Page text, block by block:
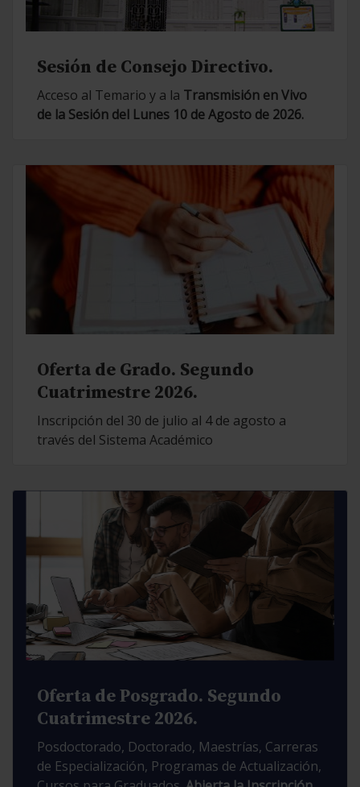
Sesión de Consejo Directivo.
Acceso al Temario y a la Transmisión en Vivo
de la Sesión del Lunes 10 de Agosto de 2026.
Oferta de Grado. Segundo
Cuatrimestre 2026.
Inscripción del 30 de julio al 4 de agosto a
través del Sistema Académico
Oferta de Posgrado. Segundo
Cuatrimestre 2026.
Posdoctorado, Doctorado, Maestrías, Carreras
de Especialización, Programas de Actualización,